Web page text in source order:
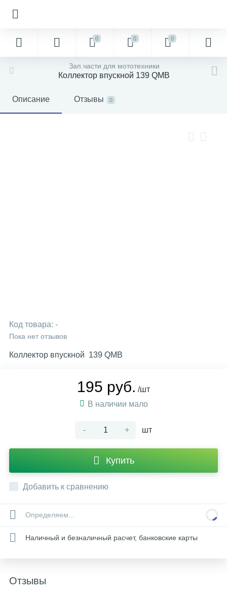
0 0 0
Зап.части для мототехники
Коллектор впускной 139 QMB
Описание Отзывы 0
Код товара: -
Пока нет отзывов
Коллектор впускной 139 QMB
195 руб. /шт
В наличии мало
- + шт
Купить
Добавить к сравнению
Определяем...
Наличный и безналичный расчет, банковские карты
Отзывы